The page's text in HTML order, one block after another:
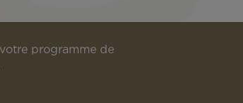
programme de